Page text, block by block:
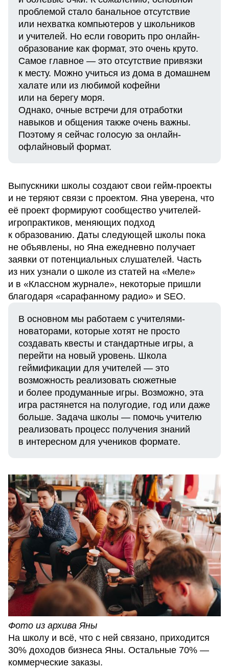
проблемой стало банальное отсутствие
или нехватка компьютеров у школьников
и учителей. Но если говорить про онлайн-
образование как формат, это очень круто.
Самое главное — это отсутствие привязки
к месту. Можно учиться из дома в домашнем
халате или из любимой кофейни
или на берегу моря.
Однако, очные встречи для отработки
навыков и общения также очень важны.
Поэтому я сейчас голосую за онлайн-
офлайновый формат.
Выпускники школы создают свои гейм-проекты
и не теряют связи с проектом. Яна уверена, что
её проект формируют сообщество учителей-
игропрактиков, меняющих подход
к образованию. Даты следующей школы пока
не объявлены, но Яна ежедневно получает
заявки от потенциальных слушателей. Часть
из них узнали о школе из статей на «Меле»
и в «Классном журнале», некоторые пришли
благодаря «сарафанному радио» и SEO.
В основном мы работаем с учителями-
новаторами, которые хотят не просто
создавать квесты и стандартные игры, а
перейти на новый уровень. Школа
геймификации для учителей — это
возможность реализовать сюжетные
и более продуманные игры. Возможно, эта
игра растянется на полугодие, год или даже
больше. Задача школы — помочь учителю
реализовать процесс получения знаний
в интересном для учеников формате.
Фото из архива Яны
На школу и всё, что с ней связано, приходится
30% доходов бизнеса Яны. Остальные 70% —
коммерческие заказы.